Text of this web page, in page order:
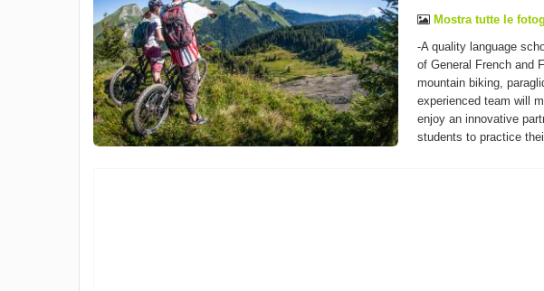
Mostra tutte le
-A quality language
of General French and
mountain biking,
experienced team will
enjoy an innovative
students to practice